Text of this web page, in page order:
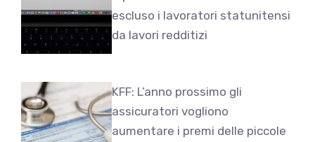
escluso i lavoratori statunitensi
da lavori redditizi
KFF: L’anno prossimo gli
assicuratori vogliono
aumentare i premi delle piccole